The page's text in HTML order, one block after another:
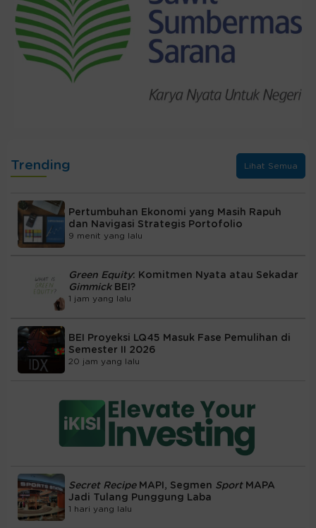
Trending Lihat Semua
Pertumbuhan Ekonomi yang Masih Rapuh
dan Navigasi Strategis Portofolio
9 menit yang lalu
Green Equity: Komitmen Nyata atau Sekadar
Gimmick BEI?
1 jam yang lalu
BEI Proyeksi LQ45 Masuk Fase Pemulihan di
Semester II 2026
20 jam yang lalu
Secret RecipeMAPI, Segmen Sport MAPA
Jadi Tulang Punggung Laba
1 hari yang lalu